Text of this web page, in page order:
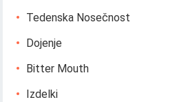
Tedenska Nosečnost
Dojenje
Bitter Mouth
Izdelki